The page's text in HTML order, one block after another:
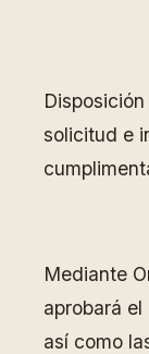
solicitud e
Mediante
aprobará
así como